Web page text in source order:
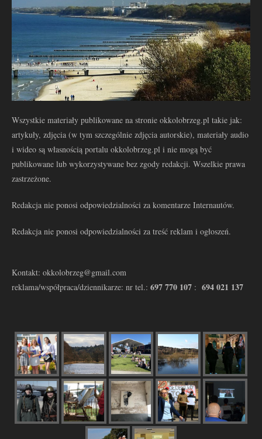
Wszystkie materiały publikowane na stronie okkolobrzeg.pl takie jak:
artykuły, zdjęcia (w tym szczególnie zdjęcia autorskie), materiały audio
i wideo są własnością portalu okkolobrzeg.pl i nie mogą być
publikowane lub wykorzystywane bez zgody redakcji. Wszelkie prawa
zastrzeżone.
Redakcja nie ponosi odpowiedzialności za komentarze Internautów.
Redakcja nie ponosi odpowiedzialności za treść reklam i ogłoszeń.
Kontakt: okkolobrzeg@gmail.com
reklama/współpraca/dziennikarze: nr tel.: 697 770 107 : 694 021 137